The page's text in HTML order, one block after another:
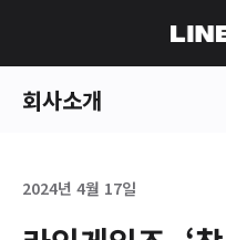
회사소개
2024년 4월 17일